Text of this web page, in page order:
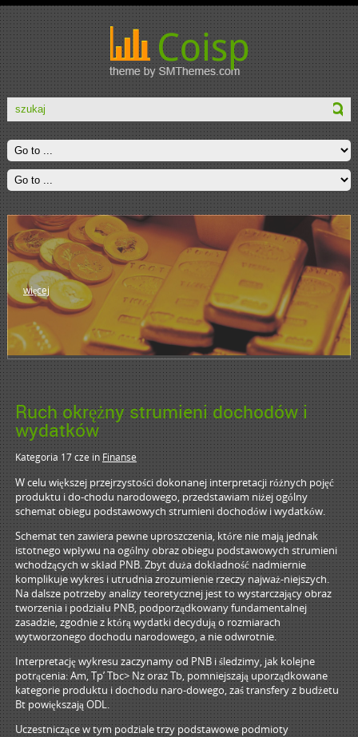
więcej
Ruch okrężny strumieni dochodów i
wydatków
Kategoria 17 czeinFinanse
W celu większej przejrzystości dokonanej interpretacji różnych pojęć
produktu i do-chodu narodowego, przedstawiam niżej ogólny
schemat obiegu podstawowych strumieni dochodów i wydatków.
Schemat ten zawiera pewne uproszczenia, które nie mają jednak
istotnego wpływu na ogólny obraz obiegu podstawowych strumieni
wchodzących w skład PNB. Zbyt duża dokładność nadmiernie
komplikuje wykres i utrudnia zrozumienie rzeczy najważ-niejszych.
Na dalsze potrzeby analizy teoretycznej jest to wystarczający obraz
tworzenia i podziału PNB, podporządkowany fundamentalnej
zasadzie, zgodnie z którą wydatki decydują o rozmiarach
wytworzonego dochodu narodowego, a nie odwrotnie.
Interpretację wykresu zaczynamy od PNB i śledzimy, jak kolejne
potrącenia: Am, Tp’ Tbc> Nz oraz Tb, pomniejszają uporządkowane
kategorie produktu i dochodu naro-dowego, zaś transfery z budżetu
Bt powiększają ODL.
Uczestniczące w tym podziale trzy podstawowe podmioty